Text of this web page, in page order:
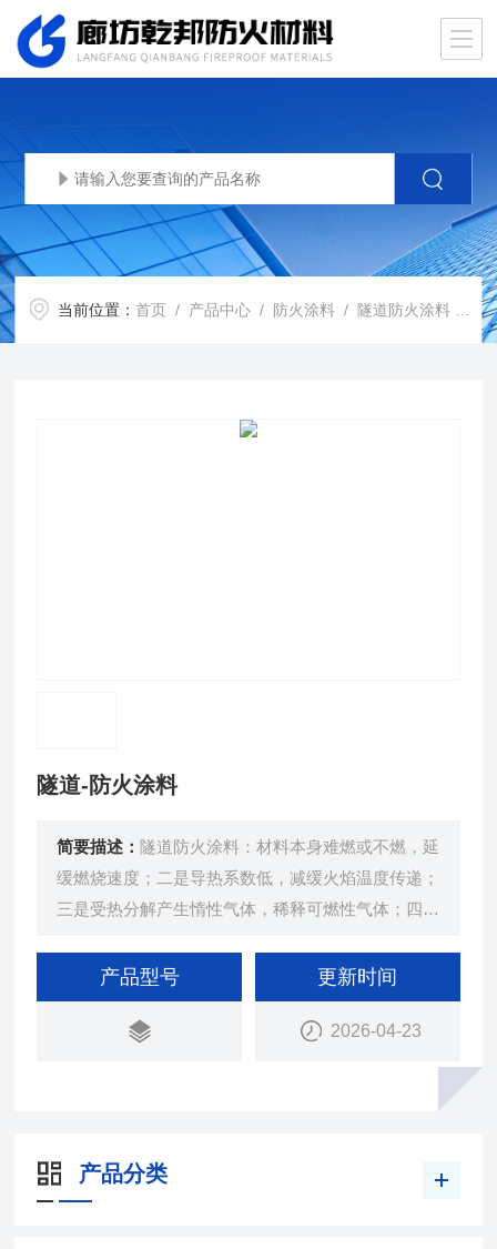
当前位置：首页 / 产品中心 / 防火涂料 /隧道防火涂料
隧道-防火涂料
简要描述： 隧道防火涂料：材料本身难燃或不燃，延
缓燃烧速度；二是导热系数低，减缓火焰温度传递；
三是受热分解产生惰性气体，稀释可燃性气体；四是
料形成隔热层，隔绝热量传递。
产品型号 更新时间
2026-04-23
产品分类